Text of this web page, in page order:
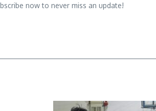
now to never miss an update!